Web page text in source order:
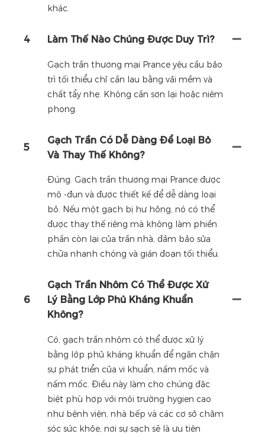
khác.
4 Làm Thế Nào Chúng Được Duy Trì?
Gạch trần thương mại Prance yêu cầu bảo
trì tối thiểu chỉ cần lau bằng vải mềm và
chất tẩy nhẹ. Không cần sơn lại hoặc niêm
phong.
5
Gạch Trần Có Dễ Dàng Để Loại Bỏ
Và Thay Thế Không?
Đúng. Gạch trần thương mại Prance được
mô -đun và được thiết kế để dễ dàng loại
bỏ. Nếu một gạch bị hư hỏng, nó có thể
được thay thế riêng mà không làm phiền
phần còn lại của trần nhà, đảm bảo sửa
chữa nhanh chóng và gián đoạn tối thiểu.
6
Gạch Trần Nhôm Có Thể Được Xử
Lý Bằng Lớp Phủ Kháng Khuẩn
Không?
Có, gạch trần nhôm có thể được xử lý
bằng lớp phủ kháng khuẩn để ngăn chặn
sự phát triển của vi khuẩn, nấm mốc và
nấm mốc. Điều này làm cho chúng đặc
biệt phù hợp với môi trường hygien cao
như bệnh viện, nhà bếp và các cơ sở chăm
sóc sức khỏe, nơi sự sạch sẽ là ưu tiên